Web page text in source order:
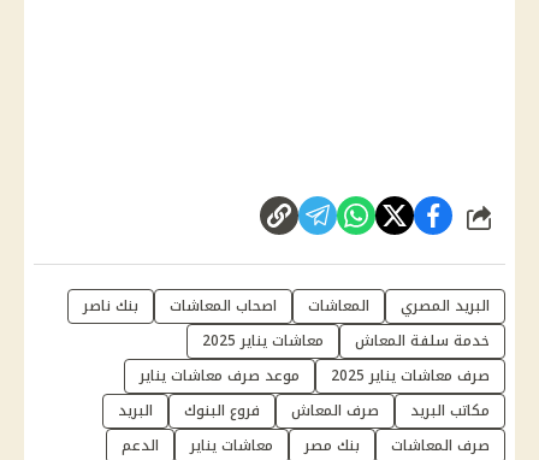
شارك
البريد المصري المعاشات اصحاب المعاشات
بنك ناصر
خدمة سلفة المعاش
معاشات يناير 2025
صرف معاشات يناير 2025
موعد صرف معاشات يناير
مكاتب البريد
صرف المعاش فروع البنوك
البريد
صرف المعاشات
بنك مصر معاشات يناير
الدعم